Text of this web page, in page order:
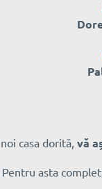
casa dorită, vă
Pentru asta